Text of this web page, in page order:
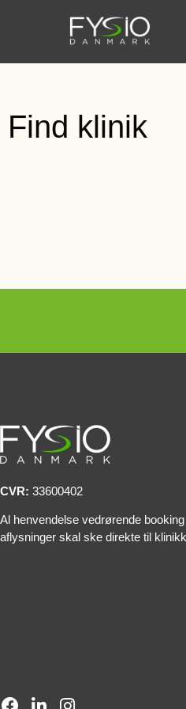
Find klinik
CVR: 33600402
Al henvendelse vedrørende
aflysninger skal ske direkte til